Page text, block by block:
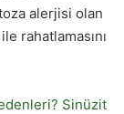
alerjisi olan
rahatlamasını
Sinüzit